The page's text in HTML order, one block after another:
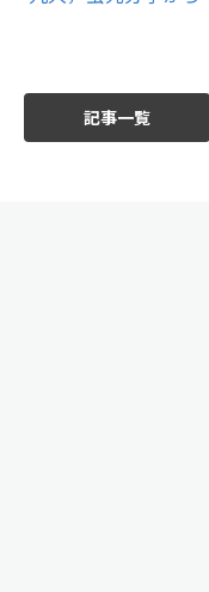
記事一覧